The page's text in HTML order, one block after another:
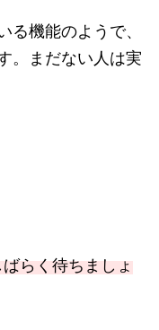
る機能のようで、
。まだない人は実
らく待ちましょ